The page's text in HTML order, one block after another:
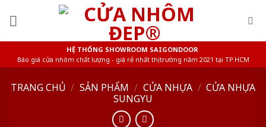
HỆ THỐNG SHOWROOM SAIGONDOOR
Báo giá cửa nhôm chất lượng - giá rẻ nhất thị trường năm 2021 tại TP.HCM
TRANG CHỦ / SẢN PHẨM / CỬA NHỰA / CỬA NHỰA
SUNGYU